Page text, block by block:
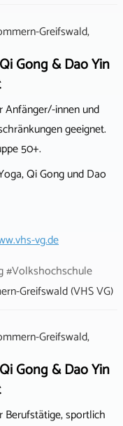
Greifswald,
Gong & Dao Yin
Anfänger/-innen und
geeignet.
50+.
Qi Gong und Dao
vg.de
#Volkshochschule
Greifswald (VHS VG)
Greifswald,
Gong & Dao Yin
Berufstätige, sportlich